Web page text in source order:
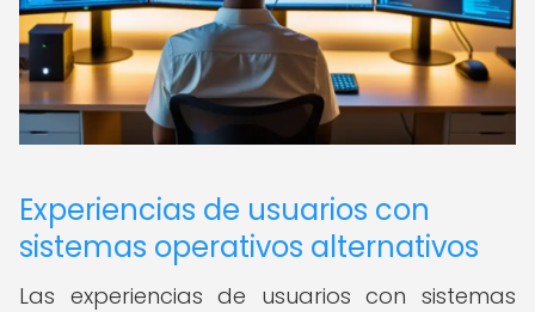
Experiencias de usuarios con
sistemas operativos alternativos
Las experiencias de usuarios con sistemas